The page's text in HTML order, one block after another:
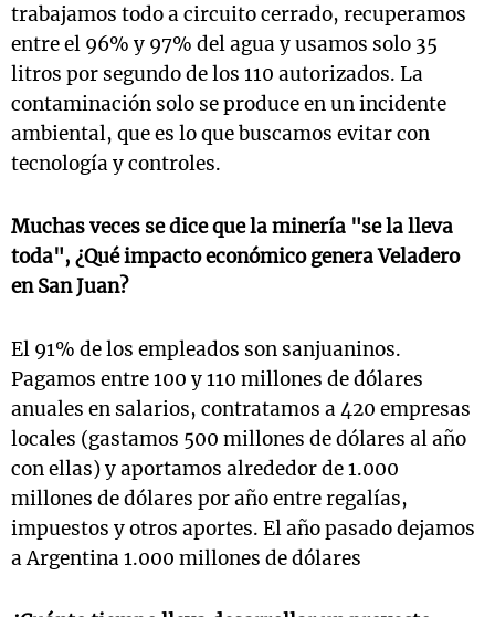
trabajamos todo a circuito cerrado, recuperamos
entre el 96% y 97% del agua y usamos solo 35
litros por segundo de los 110 autorizados. La
contaminación solo se produce en un incidente
ambiental, que es lo que buscamos evitar con
tecnología y controles.
Muchas veces se dice que la minería "se la lleva
toda", ¿Qué impacto económico genera Veladero
en San Juan?
El 91% de los empleados son sanjuaninos.
Pagamos entre 100 y 110 millones de dólares
anuales en salarios, contratamos a 420 empresas
locales (gastamos 500 millones de dólares al año
con ellas) y aportamos alrededor de 1.000
millones de dólares por año entre regalías,
impuestos y otros aportes. El año pasado dejamos
a Argentina 1.000 millones de dólares